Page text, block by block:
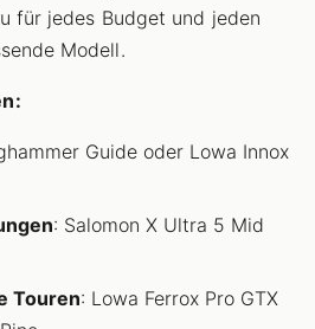
für jedes Budget und jeden
Modell.
Guide oder Lowa Innox
: Salomon X Ultra 5 Mid
Touren: Lowa Ferrox Pro GTX